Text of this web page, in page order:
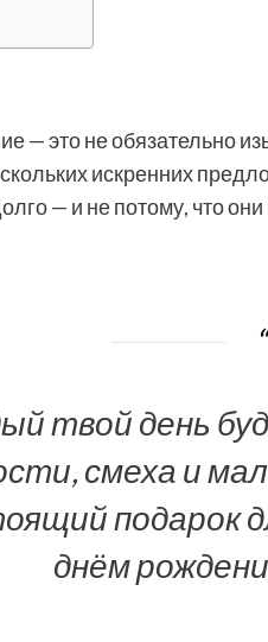
— это не обязательно
искренних
— и не потому, что
твой день
смеха и
подарок
днём